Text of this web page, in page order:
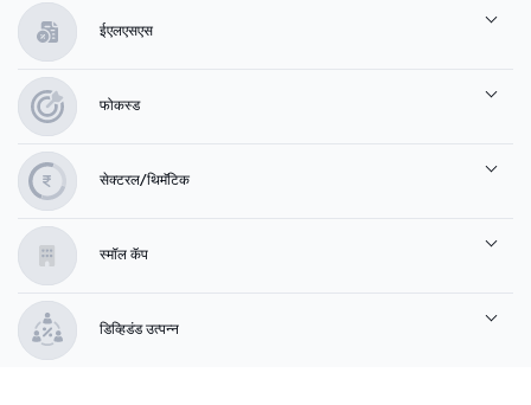
ईएलएसएस
फोकस्ड
सेक्टरल/थिमॅटिक
स्मॉल कॅप
डिव्हिडंड उत्पन्न